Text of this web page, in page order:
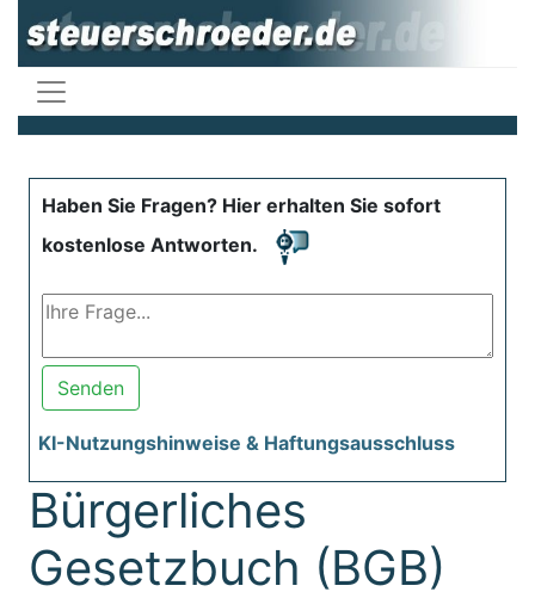
Haben Sie Fragen? Hier erhalten Sie sofort
kostenlose Antworten.
Senden
KI-Nutzungshinweise & Haftungsausschluss
Bürgerliches
Gesetzbuch (BGB)